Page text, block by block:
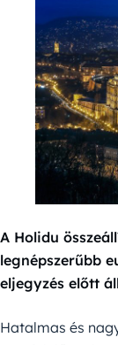
A Holidu
legnépszerűbb
eljegyzés előtt
Hatalmas és